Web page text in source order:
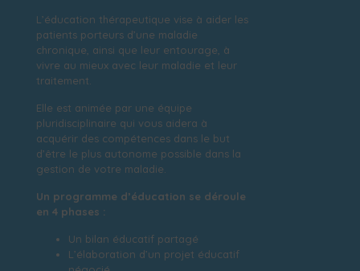
L’éducation thérapeutique vise à aider les
patients porteurs d’une maladie
chronique, ainsi que leur entourage, à
vivre au mieux avec leur maladie et leur
traitement.
Elle est animée par une équipe
pluridisciplinaire qui vous aidera à
acquérir des compétences dans le but
d’être le plus autonome possible dans la
gestion de votre maladie.
Un programme d’éducation se déroule
en 4 phases :
Un bilan éducatif partagé
L’élaboration d’un projet éducatif